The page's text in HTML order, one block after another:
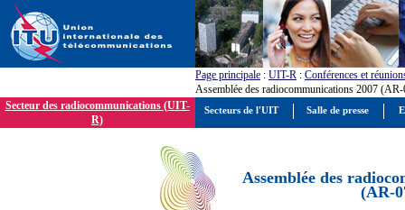
Page principale : UIT-R : Conférences et
Assemblée des radiocommunications 2007
Secteur des radiocommunications (UIT-
R)
Assemblée des
(AR-
Secteurs de l'UIT Salle de presse